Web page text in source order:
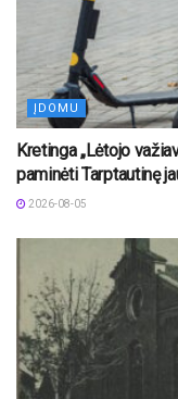
ĮDOMU
Kretinga „Lėtojo
paminėti Tarptautinę
2026-08-05